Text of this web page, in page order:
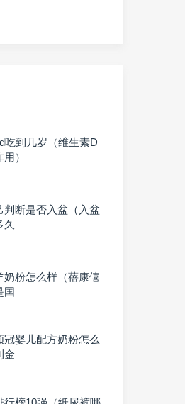
吃到几岁（维生素D
）
判断是否入盆（入盆
久
奶粉怎么样（蓓康僖
国
冠婴儿配方奶粉怎么
金